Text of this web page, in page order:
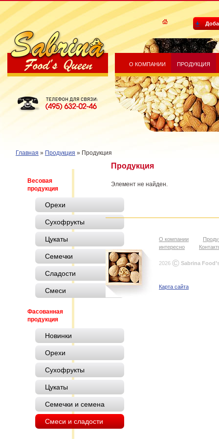
Sabrina Food's Queen
О КОМПАНИИ ПРОДУКЦИЯ
Главная » Продукция » Продукция
Весовая
продукция
Орехи
Сухофрукты
Цукаты
Семечки
Сладости
Смеси
Фасованная
продукция
Новинки
Орехи
Сухофрукты
Цукаты
Семечки и семена
Смеси и сладости
Продукция
Элемент не найден.
О компании
интересно
2026 © Sabrina
Карта сайта